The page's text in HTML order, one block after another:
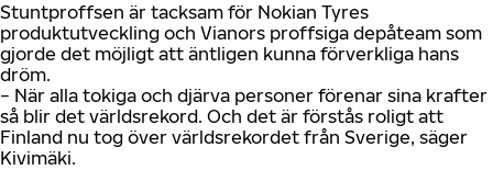
Stuntproffsen är tacksam för Nokian Tyres
produktutveckling och Vianors proffsiga depåteam som
gjorde det möjligt att äntligen kunna förverkliga hans
dröm.
− När alla tokiga och djärva personer förenar sina krafter
så blir det världsrekord. Och det är förstås roligt att
Finland nu tog över världsrekordet från Sverige, säger
Kivimäki.